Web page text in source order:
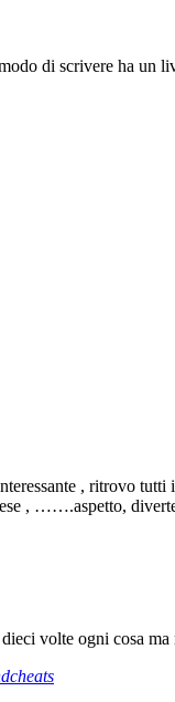
di scrivere ha un
, ritrovo
, …….aspetto,
volte ogni cosa